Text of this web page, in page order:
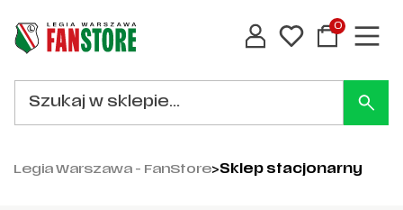
0
Legia Warszawa - FanStore>Sklep stacjonarny